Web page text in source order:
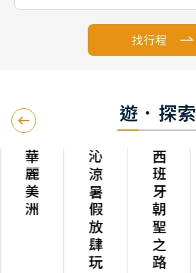
找行程
遊．探索
華麗美洲 沁涼暑假放肆玩 西班牙朝聖之路